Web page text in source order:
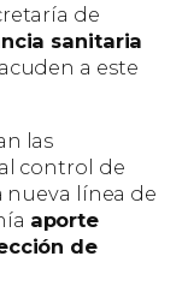
de
sanitaria
a este
las
control de
nueva línea de
aporte
de